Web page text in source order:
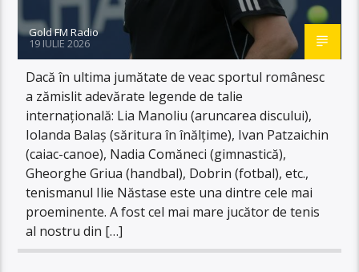
Gold FM Radio
19 IULIE 2026
Dacă în ultima jumătate de veac sportul românesc
a zămislit adevărate legende de talie
internațională: Lia Manoliu (aruncarea discului),
Iolanda Balaș (săritura în înălțime), Ivan Patzaichin
(caiac-canoe), Nadia Comăneci (gimnastică),
Gheorghe Griua (handbal), Dobrin (fotbal), etc.,
tenismanul Ilie Năstase este una dintre cele mai
proeminente. A fost cel mai mare jucător de tenis
al nostru din […]